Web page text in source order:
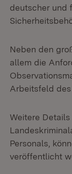
deutscher und
Neben den
allem die
Arbeitsfeld des
Weitere
Personals,
veröffentlicht